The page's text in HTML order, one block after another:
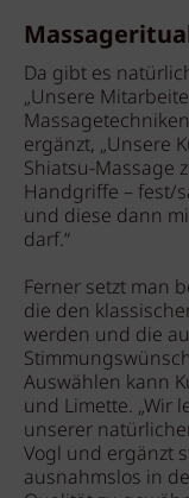
Da gibt es
„Unsere
ergänzt, „Unsere
Shiatsu-Massage
Handgriffe – fest/
und diese dann
darf.“
Ferner setzt man
die den
werden und die
Auswählen kann
und Limette. „Wir
unserer
Vogl und ergänzt
ausnahmslos in